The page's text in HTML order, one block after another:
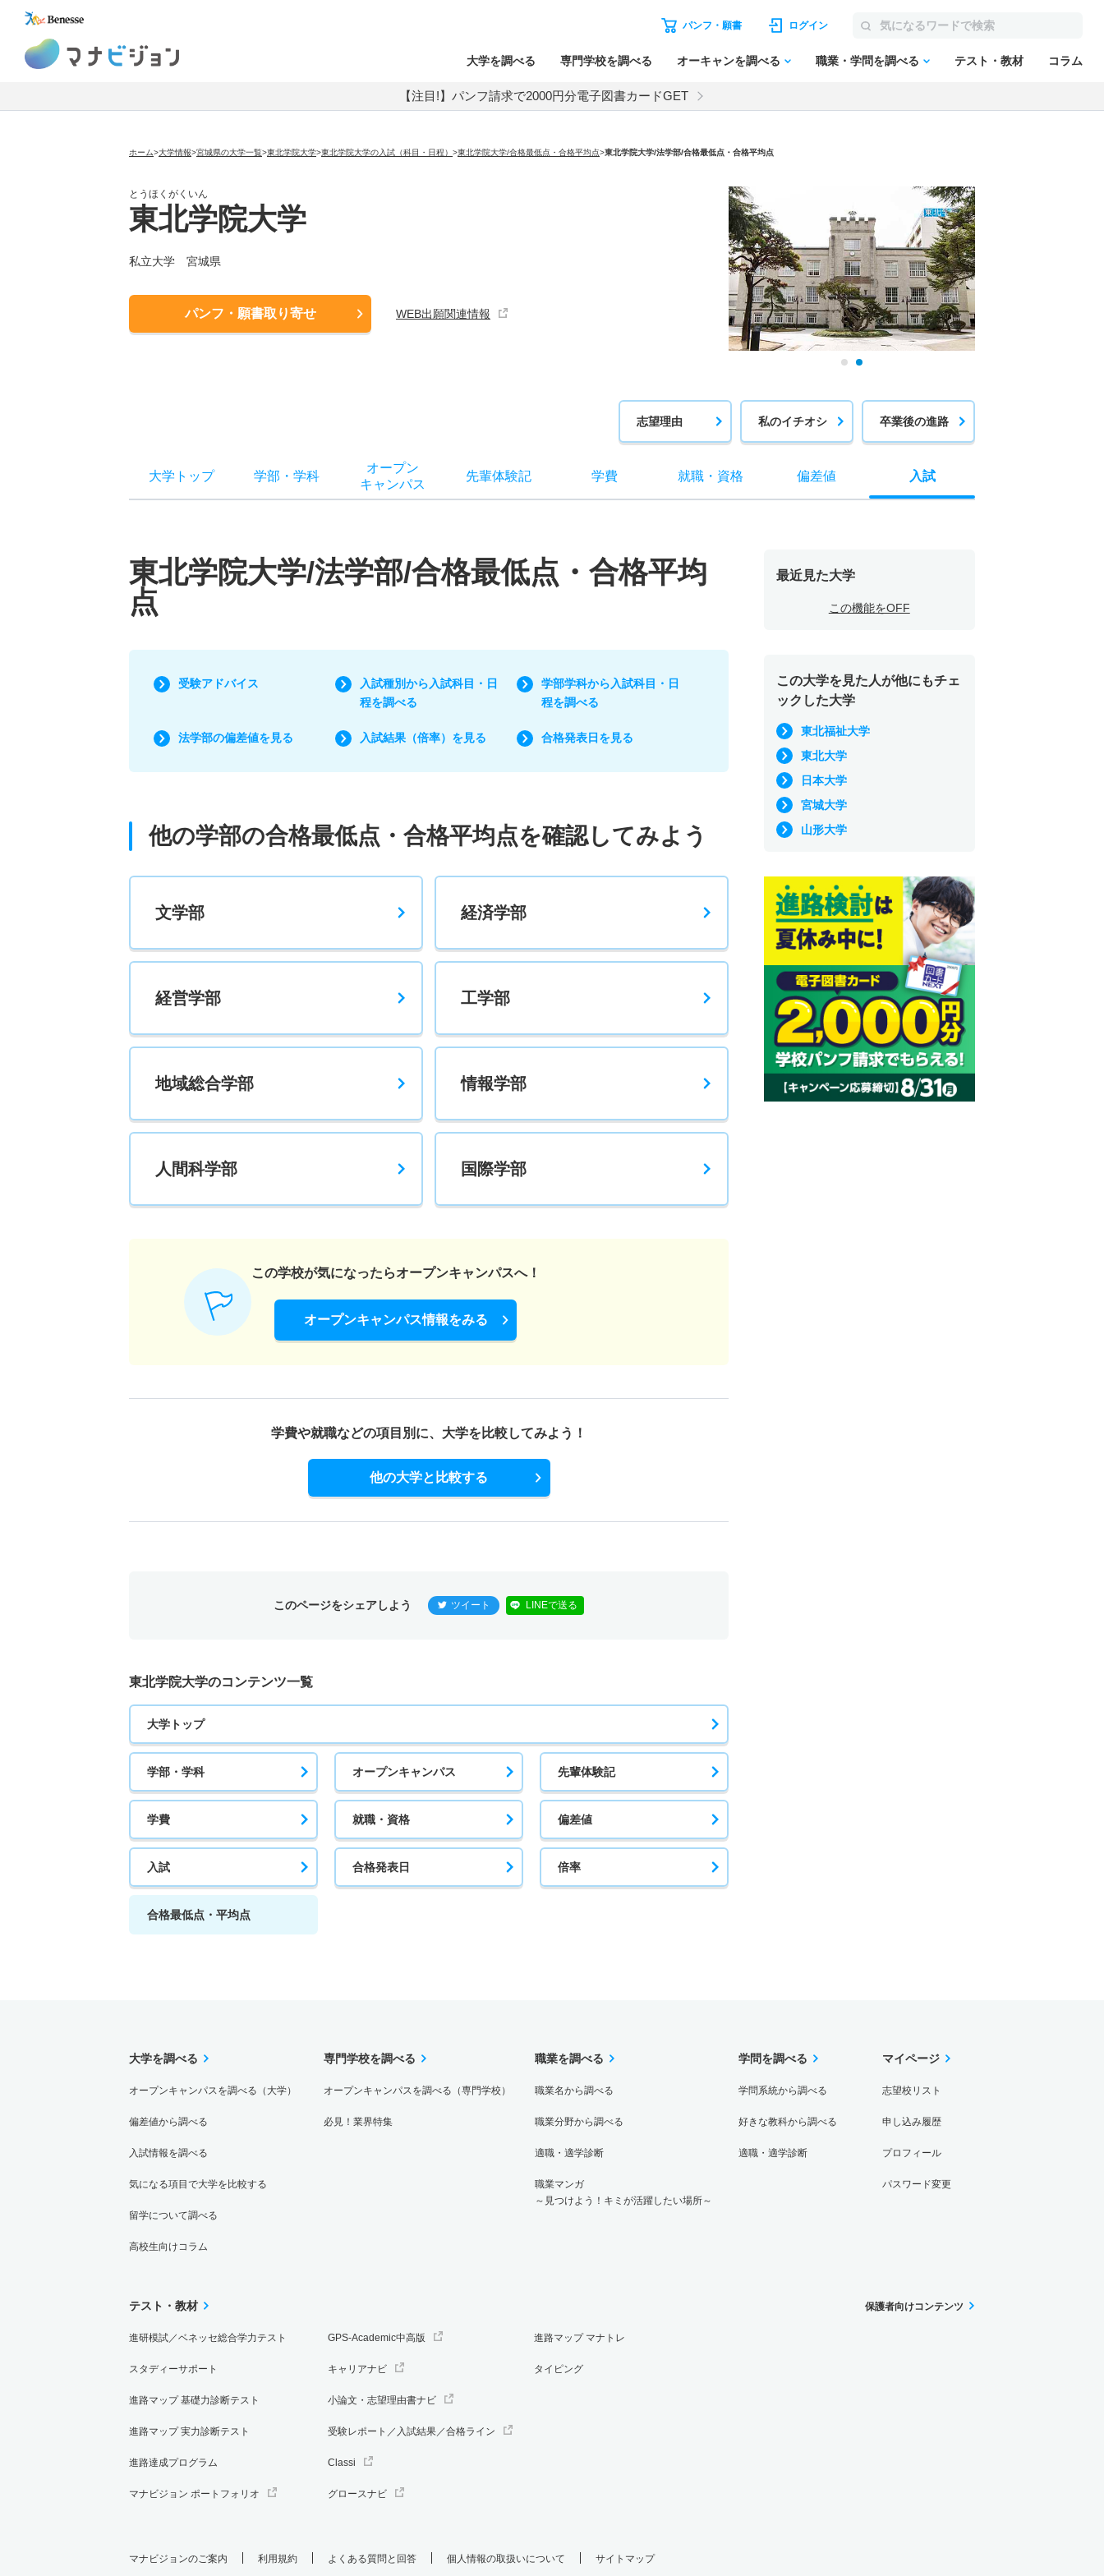
パンフ・願書 ログイン
大学を調べる 専門学校を調べる オーキャンを調べる 職業・学問を調べる テスト・教材 コラム
【注目!】パンフ請求で2000円分電子図書カードGET
ホーム>大学情報>宮城県の大学一覧>東北学院大学>東北学院大学の入試（科目・日程） >東北学院大学/合格最低点・合格平均点>東北学院大学/法学部/合格最低点・合格平均点
とうほくがくいん
東北学院大学
私立大学 宮城県
パンフ・願書取り寄せ WEB出願関連情報
志望理由 私のイチオシ 卒業後の進路
大学トップ 学部 ・ 学科
オープン
キャンパス
先輩体験記 学費 就職・ 資格 偏差値 入試
東北学院大学/法学部/合格最低点・合格平均
点
受験アドバイス
入試種別から入試科目・日
程を調べる
学部学科から入試科目・日
程を調べる
法学部の偏差値を見る 入試結果（倍率）を見る 合格発表日を見る
他の学部の合格最低点・合格平均点を確認してみよう
文学部 経済学部
経営学部 工学部
地域総合学部 情報学部
人間科学部 国際学部
この学校が気になったらオープンキャンパスへ！
オープンキャンパス情報をみる
学費や就職などの項目別に、 大学を比較してみよう！
他の大学と比較する
このページをシェアしよう ツイート LINEで送る
東北学院大学のコンテンツ一覧
大学トップ
学部・学科 オープンキャンパス 先輩体験記
学費 就職・資格 偏差値
入試 合格発表日 倍率
合格最低点・平均点
最近見た大学
この機能をOFF
この大学を見た人が他にもチェ
ックした大学
東北福祉大学
東北大学
日本大学
宮城大学
山形大学
大学を調べる
オープンキャンパスを調べる（大学）
偏差値から調べる
入試情報を調べる
気になる項目で大学を比較する
留学について調べる
高校生向けコラム
専門学校を調べる
オープンキャンパスを調べる（専門学校）
必見！業界特集
職業を調べる
職業名から調べる
職業分野から調べる
適職・適学診断
職業マンガ
～見つけよう！キミが活躍したい場所～
学問を調べる
学問系統から調べる
好きな教科から調べる
適職・適学診断
マイページ
志望校リスト
申し込み履歴
プロフィール
パスワード変更
テスト・教材
進研模試／ベネッセ総合学力テスト
スタディーサポート
進路マップ 基礎力診断テスト
進路マップ 実力診断テスト
進路達成プログラム
マナビジョン ポートフォリオ
GPS-Academic中高版
キャリアナビ
小論文・志望理由書ナビ
受験レポート／入試結果／合格ライン
Classi
グロースナビ
進路マップ マナトレ
タイピング
保護者向けコンテンツ
マナビジョンのご案内 利用規約 よくある質問と回答 個人情報の取扱いについて サイトマップ